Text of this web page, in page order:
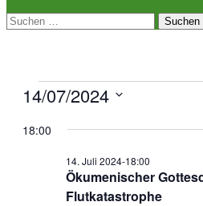
Suchen
nach:
Veranstaltungen
für
14.
14/07/2024
wählen.
18:00
Ökumenischer
Flutkatastrophe
14. Juli 2024-18:00